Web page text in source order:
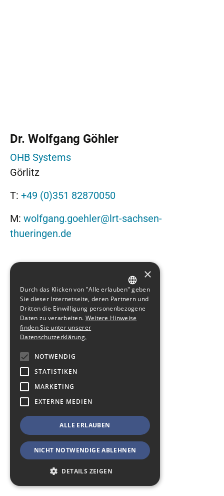
Dr. Wolfgang Göhler
OHB Systems
Görlitz
T: +49 (0)351 82870050
M: wolfgang.goehler@lrt-sachsen-
thueringen.de
GERMAN
ENGLISH
×
Durch das Klicken von "Alle erlauben" geben
Sie dieser Internetseite, deren Partnern und
Dritten die Einwilligung personenbezogene
Daten zu verarbeiten. Weitere Hinweise
finden Sie unter unserer
Datenschutzerklärung.
NOTWENDIG
STATISTIKEN
MARKETING
EXTERNE MEDIEN
ALLE ERLAUBEN
NICHT NOTWENDIGE ABLEHNEN
DETAILS ZEIGEN